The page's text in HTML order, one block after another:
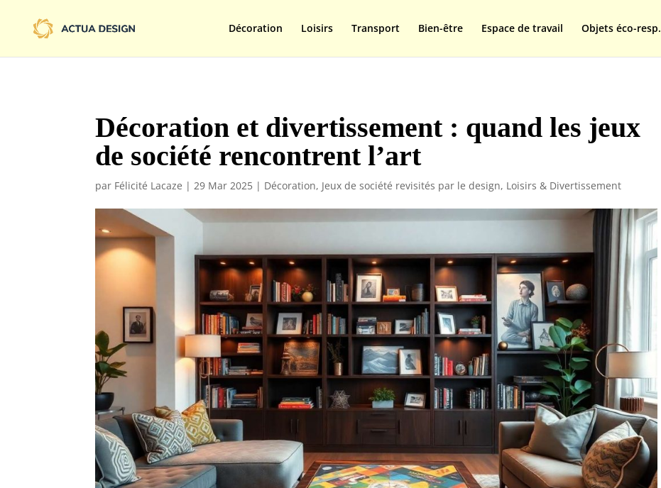
Décoration
Loisirs Transport Bien-être Espace de travail Objets éco-resp.
Décoration et divertissement : quand les jeux
de société rencontrent l’art
par Félicité Lacaze |29 Mar 2025 | Décoration, Jeux de société revisités par le design, Loisirs & Divertissement